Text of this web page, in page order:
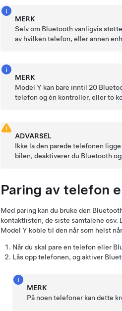
MERK
Selv om Bluetooth vanligvis
av hvilken telefon, eller annen
MERK
Model Y kan bare inntil 20
telefon og én kontroller, eller to
ADVARSEL
Ikke la den parede telefonen
bilen, deaktiverer du Bluetooth
Paring av telefon
Med paring kan du bruke den
kontaktlisten, de siste samtalene osv.
Model Y koble til den når som helst
Når du skal pare en telefon eller
Lås opp telefonen, og aktiver
MERK
På noen telefoner kan dette